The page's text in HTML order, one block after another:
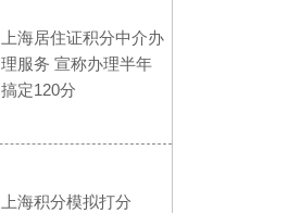
上海居住证积分中介办
理服务 宣称办理半年
搞定120分
上海积分模拟打分